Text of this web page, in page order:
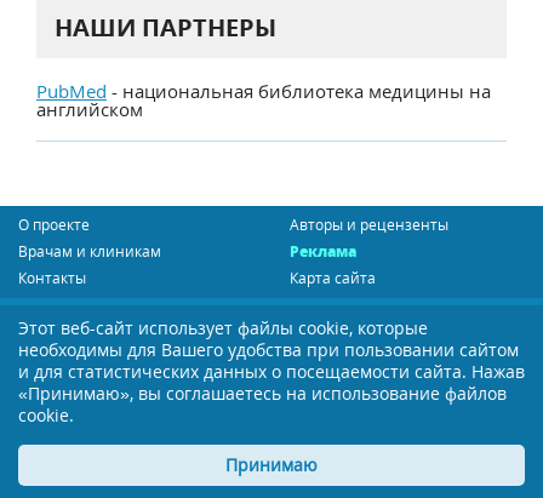
НАШИ ПАРТНЕРЫ
PubMed - национальная библиотека медицины на
английском
О проекте
Авторы и рецензенты
Врачам и клиникам
Реклама
Контакты
Карта сайта
Сообщить об ошибке
Политика конфиденциальности
Пользовательское соглашение
Бесплатная подписка
Мы в социальных сетях:
Этот веб-сайт использует файлы cookie, которые
необходимы для Вашего удобства при пользовании сайтом
и для статистических данных о посещаемости сайта. Нажав
«Принимаю», вы соглашаетесь на использование файлов
cookie.
Принимаю